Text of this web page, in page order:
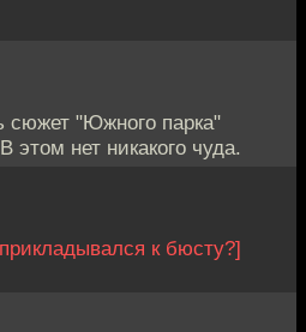
сюжет "Южного парка"
этом нет никакого чуда.
к бюсту?]